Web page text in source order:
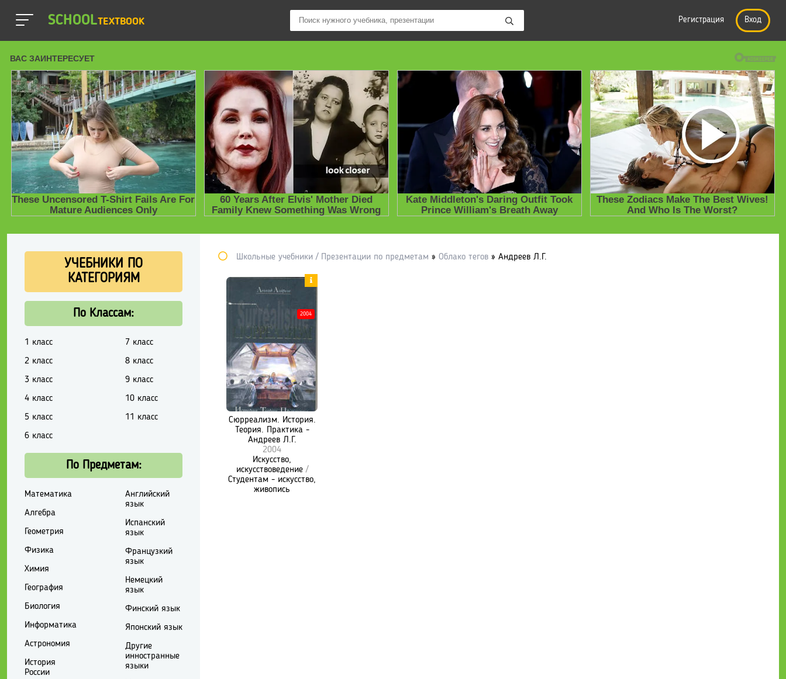
SCHOOLTEXTBOOK Регистрация Вход
Школьные учебники / Презентации по предметам » Облако тегов » Андреев Л.Г.
Сюрреализм. История.
Теория. Практика -
Андреев Л.Г.
2004
Искусство,
искусствоведение/
Студентам - искусство,
живопись
2004
УЧЕБНИКИ ПО
КАТЕГОРИЯМ
По Классам:
1 класс
2 класс
3 класс
4 класс
5 класс
6 класс
7 класс
8 класс
9 класс
10 класс
11 класс
По Предметам:
Математика
Алгебра
Геометрия
Физика
Химия
География
Биология
Информатика
Астрономия
История
России
Английский
язык
Испанский
язык
Французкий
язык
Немецкий
язык
Финский язык
Японский язык
Другие
инностранные
языки